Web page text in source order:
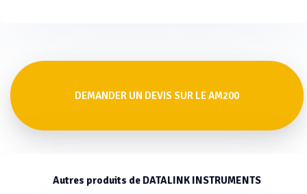
DEMANDER UN DEVIS SUR LE AM200
Autres produits de DATALINK INSTRUMENTS